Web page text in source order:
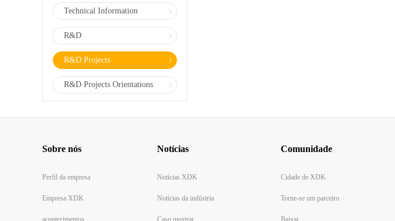
Technical Information
R&D
R&D Projects
R&D Projects Orientations
Sobre nós
Perfil da empresa
Empresa XDK
acontecimentos
Notícias
Notícias XDK
Notícias da indústria
Caso mostrar
Comunidade
Cidade de XDK
Torne-se um parceiro
Baixar